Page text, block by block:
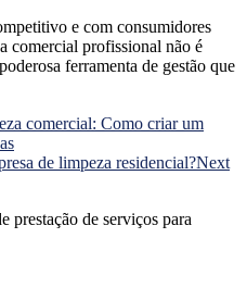
e com consumidores
comercial profissional não é
ferramenta de gestão que
comercial: Como criar um
de limpeza residencial?Next
prestação de serviços para